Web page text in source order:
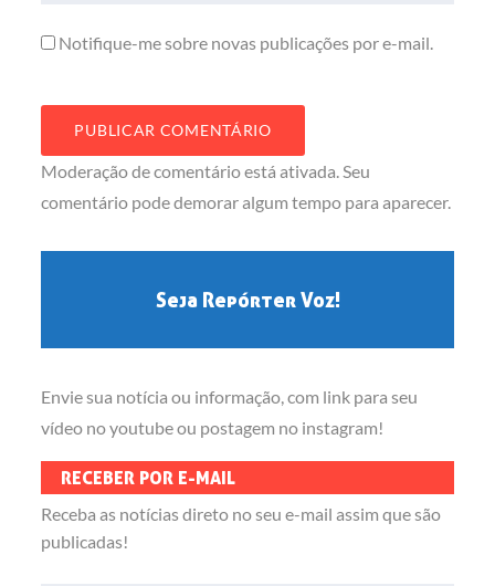
Notifique-me sobre novas publicações por e-mail.
Moderação de comentário está ativada. Seu
comentário pode demorar algum tempo para aparecer.
Seja Repórter Voz!
Envie sua notícia ou informação, com link para seu
vídeo no youtube ou postagem no instagram!
RECEBER POR E-MAIL
Receba as notícias direto no seu e-mail assim que são
publicadas!